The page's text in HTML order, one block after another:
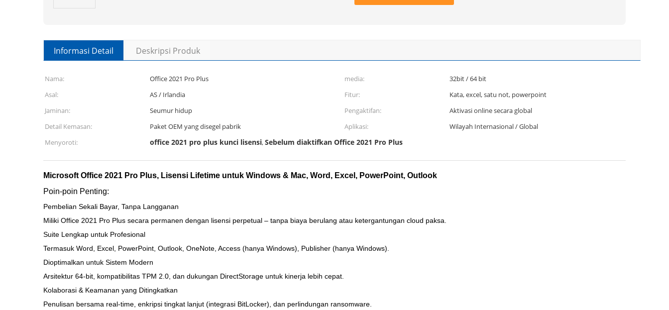
Informasi Detail Deskripsi Produk
Nama: Office 2021 Pro Plus media:
32bit / 64 bit
Asal:
AS / Irlandia Fitur:
Kata, excel, satu not, powerpoint
Jaminan:
Seumur hidup Pengaktifan:
Aktivasi online secara global
Detail Kemasan:
Paket OEM yang disegel pabrik Aplikasi:
Wilayah Internasional / Global
Menyoroti:
office 2021 pro plus kunci lisensi,Sebelum diaktifkan Office 2021 Pro Plus
Microsoft Office 2021 Pro Plus, Lisensi Lifetime untuk Windows & Mac, Word, Excel, PowerPoint, Outlook
Poin-poin Penting:
Pembelian Sekali Bayar, Tanpa Langganan
Miliki Office 2021 Pro Plus secara permanen dengan lisensi perpetual – tanpa biaya berulang atau ketergantungan cloud paksa.
Suite Lengkap untuk Profesional
Termasuk Word, Excel, PowerPoint, Outlook, OneNote, Access (hanya Windows), Publisher (hanya Windows).
Dioptimalkan untuk Sistem Modern
Arsitektur 64-bit, kompatibilitas TPM 2.0, dan dukungan DirectStorage untuk kinerja lebih cepat.
Kolaborasi & Keamanan yang Ditingkatkan
Penulisan bersama real-time, enkripsi tingkat lanjut (integrasi BitLocker), dan perlindungan ransomware.